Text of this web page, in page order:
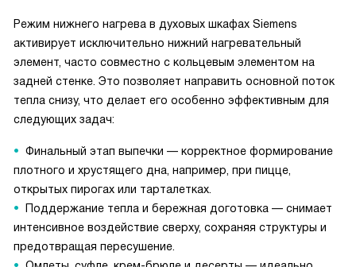
Режим нижнего нагрева в духовых шкафах Siemens
активирует исключительно нижний нагревательный
элемент, часто совместно с кольцевым элементом на
задней стенке. Это позволяет направить основной поток
тепла снизу, что делает его особенно эффективным для
следующих задач:
Финальный этап выпечки — корректное формирование
плотного и хрустящего дна, например, при пицце,
открытых пирогах или тарталетках.
Поддержание тепла и бережная доготовка — снимает
интенсивное воздействие сверху, сохраняя структуры и
предотвращая пересушение.